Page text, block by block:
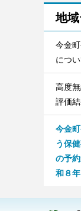
地
今金
につ
高度
評価
今金
う保
の予
和８